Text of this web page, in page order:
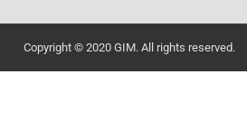
Copyright © 2020 GIM. All rights reserved.